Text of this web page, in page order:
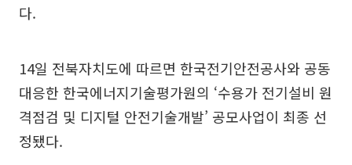
다.
14일 전북자치도에 따르면 한국전기안전공사와 공동
대응한 한국에너지기술평가원의 ‘수용가 전기설비 원
격점검 및 디지털 안전기술개발’ 공모사업이 최종 선
정됐다.